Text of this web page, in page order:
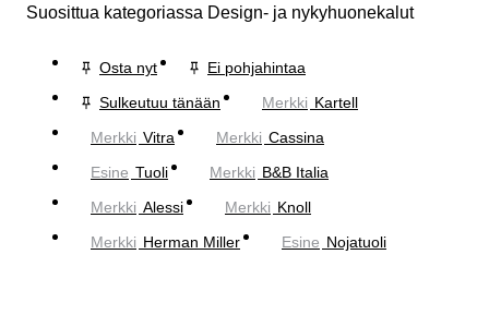
Suosittua kategoriassa Design- ja nykyhuonekalut
Osta nyt
Ei pohjahintaa
Sulkeutuu tänään
Merkki Kartell
Merkki Vitra Merkki Cassina
Esine Tuoli Merkki B&B Italia
Merkki Alessi Merkki Knoll
Merkki Herman Miller Esine Nojatuoli